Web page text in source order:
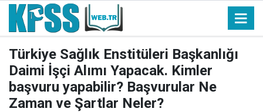
Türkiye Sağlık Enstitüleri Başkanlığı
Daimi İşçi Alımı Yapacak. Kimler
başvuru yapabilir? Başvurular Ne
Zaman ve Şartlar Neler?